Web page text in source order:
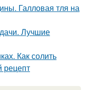
Галловая тля на
Лучшие
Как солить
рецепт